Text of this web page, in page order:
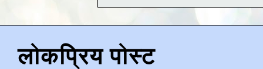
लोकप्रिय पोस्ट